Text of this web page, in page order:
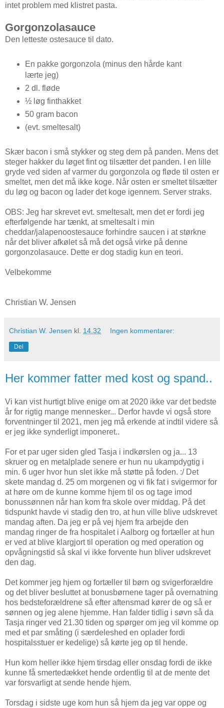
intet problem med klistret pasta.
Gorgonzolasauce
Den letteste ostesauce til dato.
En pakke gorgonzola (minus den hårde kant
lærte jeg)
2 dl. fløde
½ løg finthakket
50 gram bacon
(evt. smeltesalt)
Skær bacon i små stykker og steg dem på panden. Mens det
steger hakker du løget fint og tilsætter det panden. I en lille
gryde ved siden af varmer du gorgonzola og fløde til osten er
smeltet, men det må ikke koge. Når osten er smeltet tilsætter
du løg og bacon og lader det koge igennem. Server straks.
OBS: Jeg har skrevet evt. smeltesalt, men det er fordi jeg
efterfølgende har tænkt, at smeltesalt i min
cheddar/jalapenoostesauce forhindre saucen i at størkne
når det bliver afkølet så må det også virke på denne
gorgonzolasauce. Dette er dog stadig kun en teori.
Velbekomme
Christian W. Jensen
Christian W. Jensen kl. 14.32 Ingen kommentarer:
Del
Her kommer fatter med kost og spand..
Vi kan vist hurtigt blive enige om at 2020 ikke var det bedste
år for rigtig mange mennesker... Derfor havde vi også store
forventninger til 2021, men jeg må erkende at indtil videre så
er jeg ikke synderligt imponeret..
For et par uger siden gled Tasja i indkørslen og ja... 13
skruer og en metalplade senere er hun nu ukampdygtig i
min. 6 uger hvor hun slet ikke må støtte på foden. :/ Det
skete mandag d. 25 om morgenen og vi fik fat i svigermor for
at høre om de kunne komme hjem til os og tage imod
bonussønnen når han kom fra skole over middag. På det
tidspunkt havde vi stadig den tro, at hun ville blive udskrevet
mandag aften. Da jeg er på vej hjem fra arbejde den
mandag ringer de fra hospitalet i Aalborg og fortæller at hun
er ved at blive klargjort til operation og med operation og
opvågningstid så skal vi ikke forvente hun bliver udskrevet
den dag.
Det kommer jeg hjem og fortæller til børn og svigerforældre
og det bliver besluttet at bonusbørnene tager på overnatning
hos bedsteforældrene så efter aftensmad kører de og så er
sønnen og jeg alene hjemme. Han falder tidlig i søvn så da
Tasja ringer ved 21.30 tiden og spørger om jeg vil komme op
med et par småting (i særdeleshed en oplader fordi
hospitalsstuer er kedelige) så kørte jeg op til hende.
Hun kom heller ikke hjem tirsdag eller onsdag fordi de ikke
kunne få smertedækket hende ordentlig til at de mente det
var forsvarligt at sende hende hjem.
Torsdag i sidste uge kom hun så hjem da jeg var oppe og